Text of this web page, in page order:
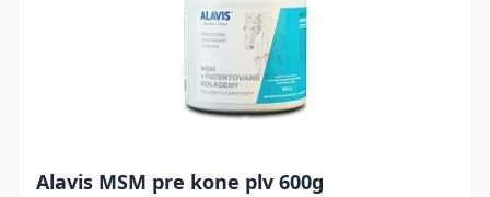
Alavis MSM pre kone plv 600g